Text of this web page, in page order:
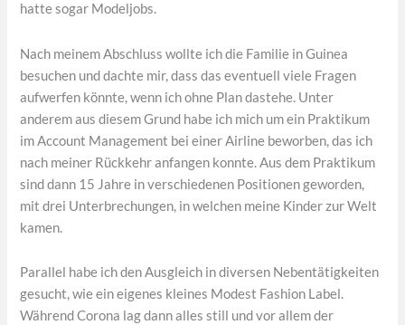
hatte sogar Modeljobs.
Nach meinem Abschluss wollte ich die Familie in Guinea
besuchen und dachte mir, dass das eventuell viele Fragen
aufwerfen könnte, wenn ich ohne Plan dastehe. Unter
anderem aus diesem Grund habe ich mich um ein Praktikum
im Account Management bei einer Airline beworben, das ich
nach meiner Rückkehr anfangen konnte. Aus dem Praktikum
sind dann 15 Jahre in verschiedenen Positionen geworden,
mit drei Unterbrechungen, in welchen meine Kinder zur Welt
kamen.
Parallel habe ich den Ausgleich in diversen Nebentätigkeiten
gesucht, wie ein eigenes kleines Modest Fashion Label.
Während Corona lag dann alles still und vor allem der